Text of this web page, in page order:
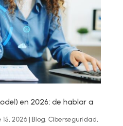
en 2026: de hablar a
15, 2026| Blog, Ciberseguridad,